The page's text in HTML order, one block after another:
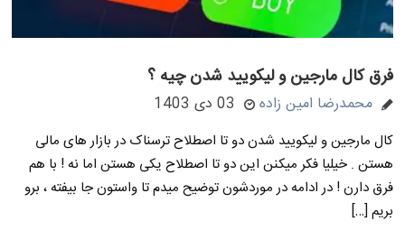
فرق کال مارجین و لیکویید شدن چیه ؟
محمدرضا امین زاده 03 دی 1403
کال مارجین و لیکویید شدن دو تا اصطلاح ترسناک در بازار های مالی
هستن . خیلیا فکر میکنن این دو تا اصطلاح یکی هستن اما نه ! با هم
فرق دارن ! در ادامه در موردشون توضیح میدم تا واستون جا بیفته ، برو
بریم […]